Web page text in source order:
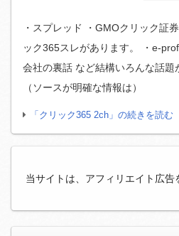
・スプレッド ・GMOクリック証
ック365スレがあります。 ・e-
会社の裏話 など結構いろんな話題
（ソースが明確な情報は）
「クリック365 2ch」の続きを読む
当サイトは、アフィリエイト広告